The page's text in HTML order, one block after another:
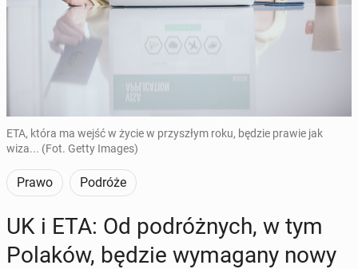
ETA, która ma wejść w życie w przyszłym roku, będzie prawie jak
wiza... (Fot. Getty Images)
Prawo Podróże
UK i ETA: Od po­dróż­nych, w tym
Polaków, będzie wy­ma­ga­ny nowy